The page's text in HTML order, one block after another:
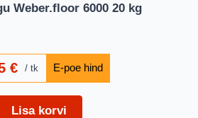
Weber.floor 6000 20 kg
€ tk
Lisa korvi